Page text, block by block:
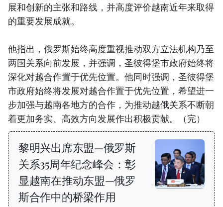
展和创新的主张和路线，并高度评价越南近年来取得
的重要发展成就。
他指出，俄罗斯始终高度重视推动双方立法机构乃至
两国关系向前发展，并强调，圣彼得堡市政府始终将
深化对越合作置于优先位置。他同时强调，圣彼得堡
市政府始终将发展对越合作置于优先位置，希望进一
步加强与越南各地方的合作，为推动越俄关系不断朝
着更加务实、高效方向发展作出积极贡献。（完）
黎明兴出席东盟—俄罗斯
关系35周年纪念峰会：彰
显越南在推动东盟—俄罗
斯合作中的桥梁作用